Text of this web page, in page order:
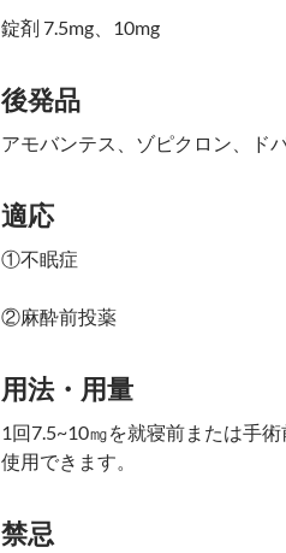
錠剤 7.5mg、10mg
後発品
アモバンテス、ゾピクロン、ド
適応
①不眠症
②麻酔前投薬
用法・用量
1回7.5~10㎎を就寝前または手
使用できます。
禁忌